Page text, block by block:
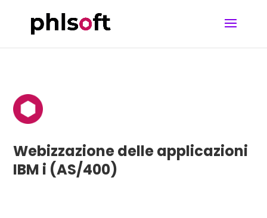
Webizzazione delle applicazioni
IBM i (AS/400)